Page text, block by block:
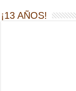
¡13 AÑOS!